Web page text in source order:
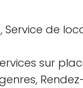
de
sur